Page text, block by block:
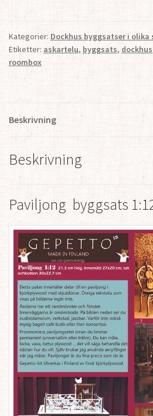
Kategorier: Dockhus byggsatser i olika
Etiketter: askartelu, byggsats, dockhus
roombox
Beskrivning
Beskrivning
Paviljong byggsats